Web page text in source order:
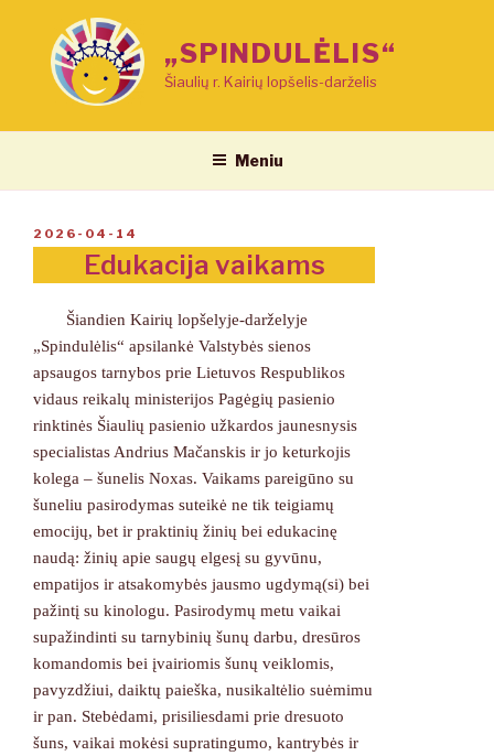
„SPINDULĖLIS“
Šiaulių r. Kairių lopšelis-darželis
Meniu
PASKELBTA
2026-04-14
Edukacija vaikams
Šiandien Kairių lopšelyje-darželyje
„Spindulėlis“ apsilankė Valstybės sienos
apsaugos tarnybos prie Lietuvos Respublikos
vidaus reikalų ministerijos Pagėgių pasienio
rinktinės Šiaulių pasienio užkardos jaunesnysis
specialistas Andrius Mačanskis ir jo keturkojis
kolega – šunelis Noxas. Vaikams pareigūno su
šuneliu pasirodymas suteikė ne tik teigiamų
emocijų, bet ir praktinių žinių bei edukacinę
naudą: žinių apie saugų elgesį su gyvūnu,
empatijos ir atsakomybės jausmo ugdymą(si) bei
pažintį su kinologu. Pasirodymų metu vaikai
supažindinti su tarnybinių šunų darbu, dresūros
komandomis bei įvairiomis šunų veiklomis,
pavyzdžiui, daiktų paieška, nusikaltėlio suėmimu
ir pan. Stebėdami, prisiliesdami prie dresuoto
šuns, vaikai mokėsi supratingumo, kantrybės ir